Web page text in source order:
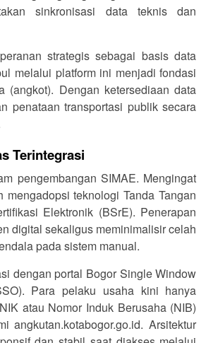
sinkronisasi data teknis dan
strategis sebagai basis data
melalui platform ini menjadi fondasi
Dengan ketersediaan data
penataan transportasi publik secara
Terintegrasi
pengembangan SIMAE. Mengingat
teknologi Tanda Tangan
Elektronik (BSrE). Penerapan
digital sekaligus meminimalisir celah
pada sistem manual.
dengan portal Bogor Single Window
Para pelaku usaha kini hanya
atau Nomor Induk Berusaha (NIB)
Arsitektur